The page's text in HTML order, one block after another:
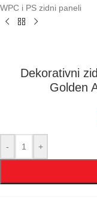
WPC i PS zidni paneli
Dekorativni
Golden
- +